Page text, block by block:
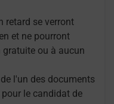
retard se verront
et ne pourront
gratuite ou à aucun
l'un des documents
le candidat de